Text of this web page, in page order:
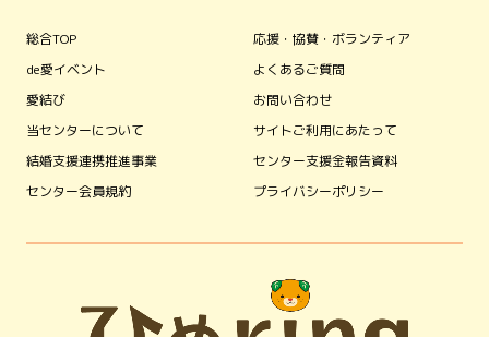
総合TOP
de愛イベント
愛結び
当センターについて
結婚支援連携推進事業
センター会員規約
応援・協賛・ボランティア
よくあるご質問
お問い合わせ
サイトご利用にあたって
センター支援金報告資料
プライバシーポリシー